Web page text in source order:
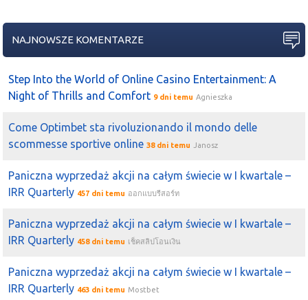
NAJNOWSZE KOMENTARZE
Step Into the World of Online Casino Entertainment: A
Night of Thrills and Comfort 9 dni temu Agnieszka
Come Optimbet sta rivoluzionando il mondo delle
scommesse sportive online 38 dni temu Janosz
Paniczna wyprzedaż akcji na całym świecie w I kwartale –
IRR Quarterly 457 dni temu ออกแบบรีสอร์ท
Paniczna wyprzedaż akcji na całym świecie w I kwartale –
IRR Quarterly 458 dni temu เช็คสลิปโอนเงิน
Paniczna wyprzedaż akcji na całym świecie w I kwartale –
IRR Quarterly 463 dni temu Mostbet